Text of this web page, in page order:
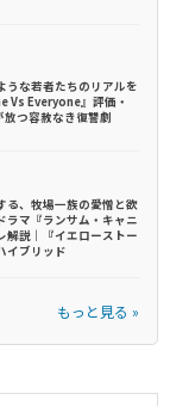
うな若者たちのリアルを
Vs Everyone』評価・
放つ容赦なき復讐劇
る、牧場一族の愛憎と欲
ラマ『ランサム・キャニ
解説｜『イエローストー
イブリッド
もっと見る »